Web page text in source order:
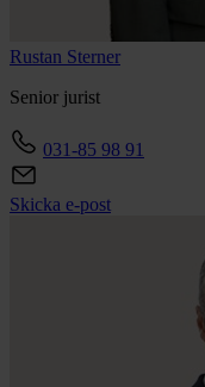
Rustan Sterner
Senior jurist
031-85 98 91
Skicka e-post